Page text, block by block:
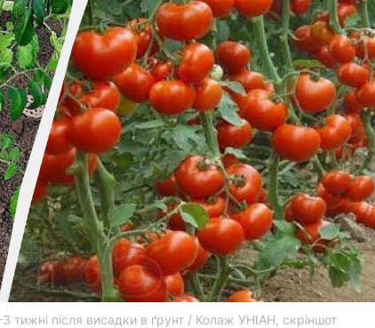
тижні після висадки в ґрунт / Колаж УНІАН, скріншот